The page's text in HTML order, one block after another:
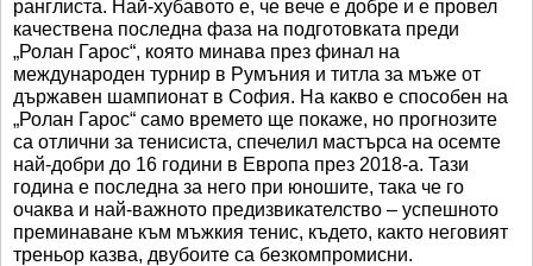
ранглиста. Най-хубавото е, че вече е добре и е провел
качествена последна фаза на подготовката преди
„Ролан Гарос“, която минава през финал на
международен турнир в Румъния и титла за мъже от
държавен шампионат в София. На какво е способен на
„Ролан Гарос“ само времето ще покаже, но прогнозите
са отлични за тенисиста, спечелил мастърса на осемте
най-добри до 16 години в Европа през 2018-а. Тази
година е последна за него при юношите, така че го
очаква и най-важното предизвикателство – успешното
преминаване към мъжкия тенис, където, както неговият
треньор казва, двубоите са безкомпромисни.